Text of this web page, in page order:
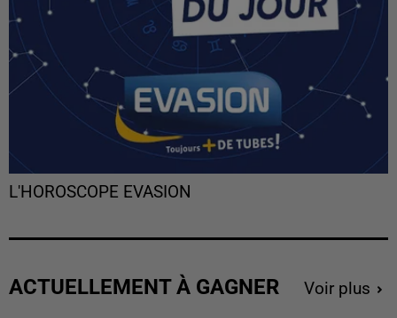
L'HOROSCOPE EVASION
ACTUELLEMENT À GAGNER Voir plus